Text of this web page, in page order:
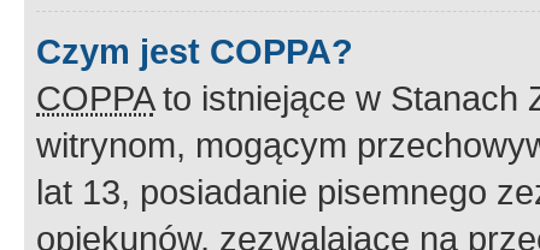
Czym jest COPPA?
COPPAto istniejące w Stanach
witrynom, mogącym
lat 13, posiadanie pisemnego
opiekunów, zezwalające na